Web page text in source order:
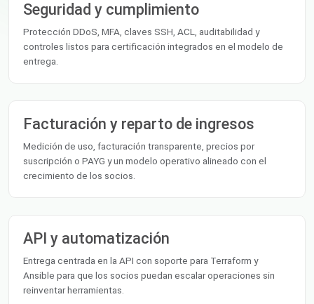
Seguridad y cumplimiento
Protección DDoS, MFA, claves SSH, ACL, auditabilidad y
controles listos para certificación integrados en el modelo de
entrega.
Facturación y reparto de ingresos
Medición de uso, facturación transparente, precios por
suscripción o PAYG y un modelo operativo alineado con el
crecimiento de los socios.
API y automatización
Entrega centrada en la API con soporte para Terraform y
Ansible para que los socios puedan escalar operaciones sin
reinventar herramientas.